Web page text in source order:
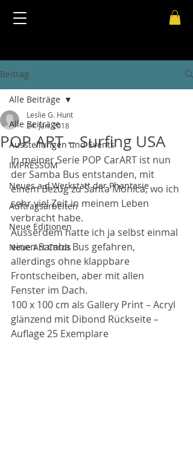
Beitrag
Alle Beiträge
Ausstellungen und Events
IMPRESSUM
Neues a.d.Werkstatt der Phantasie
Auftragsarbeiten
Neue Editionen
Neue Art Cards
Alle Beiträge
POP ART – Surfing USA
Leslie G. Hunt
24. Jan. 2018
In meiner Serie POP CarART ist nun
der Samba Bus entstanden, mit
einem Bezug zu Santa Monica, wo ich
sehr viel Zeit in meinem Leben
verbracht habe.
Ausserdem hatte ich ja selbst einmal
einen Samba Bus gefahren,
allerdings ohne klappbare
Frontscheiben, aber mit allen
Fenster im Dach.
100 x 100 cm als Gallery Print – Acryl
glänzend mit Dibond Rückseite –
Auflage 25 Exemplare